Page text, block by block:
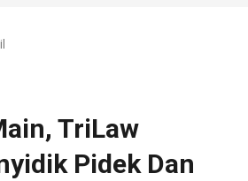
TriLaw
Pidek Dan